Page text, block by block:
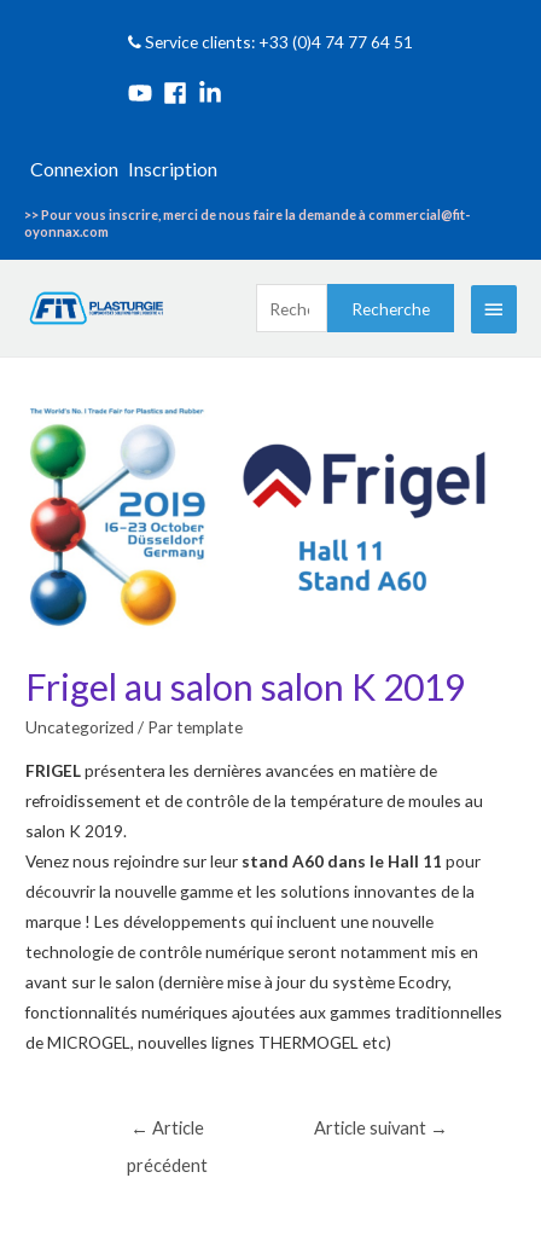
Service clients: +33 (0)4 74 77 64 51
Connexion Inscription
>> Pour vous inscrire, merci de nous faire la demande à commercial@fit-
oyonnax.com
Menu
pour :
Recherche
Frigel au salon salon K 2019
Uncategorized / Partemplate
FRIGELprésentera les dernières avancées en matière de
refroidissement et de contrôle de la température de moules au
salon K 2019.
Venez nous rejoindre sur leur stand A60 dans le Hall 11 pour
découvrir la nouvelle gamme et les solutions innovantes de la
marque ! Les développements qui incluent une nouvelle
technologie de contrôle numérique seront notamment mis en
avant sur le salon (dernière mise à jour du système Ecodry,
fonctionnalités numériques ajoutées aux gammes traditionnelles
de MICROGEL, nouvelles lignes THERMOGEL etc)
Navigation
← Article
précédent
Article suivant →